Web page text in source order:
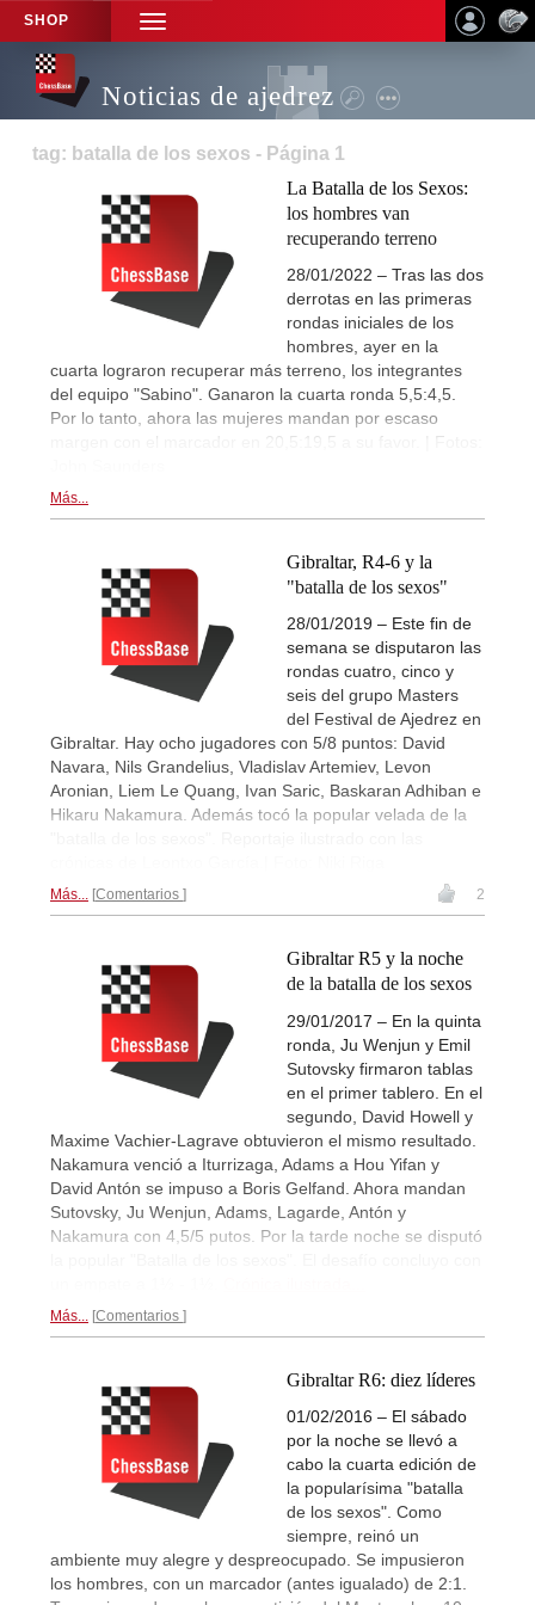
SHOP
TOGGLE
NAVIGATION
Noticias de ajedrez
tag: batalla de los sexos - Página 1
La Batalla de los Sexos:
los hombres van
recuperando terreno
28/01/2022 – Tras las dos
derrotas en las primeras
rondas iniciales de los
hombres, ayer en la
cuarta lograron recuperar más terreno, los integrantes
del equipo "Sabino". Ganaron la cuarta ronda 5,5:4,5.
Por lo tanto, ahora las mujeres mandan por escaso
margen con el marcador en 20,5:19,5 a su favor. | Fotos:
Más...
Gibraltar, R4-6 y la
"batalla de los sexos"
28/01/2019 – Este fin de
semana se disputaron las
rondas cuatro, cinco y
seis del grupo Masters
del Festival de Ajedrez en
Gibraltar. Hay ocho jugadores con 5/8 puntos: David
Navara, Nils Grandelius, Vladislav Artemiev, Levon
Aronian, Liem Le Quang, Ivan Saric, Baskaran Adhiban e
Hikaru Nakamura. Además tocó la popular velada de la
Más... Comentarios 2
Gibraltar R5 y la noche
de la batalla de los sexos
29/01/2017 – En la quinta
ronda, Ju Wenjun y Emil
Sutovsky firmaron tablas
en el primer tablero. En el
segundo, David Howell y
Maxime Vachier-Lagrave obtuvieron el mismo resultado.
Nakamura venció a Iturrizaga, Adams a Hou Yifan y
David Antón se impuso a Boris Gelfand. Ahora mandan
Sutovsky, Ju Wenjun, Adams, Lagarde, Antón y
Nakamura con 4,5/5 putos. Por la tarde noche se disputó
Más... Comentarios
Gibraltar R6: diez líderes
01/02/2016 – El sábado
por la noche se llevó a
cabo la cuarta edición de
la popularísima "batalla
de los sexos". Como
siempre, reinó un
ambiente muy alegre y despreocupado. Se impusieron
los hombres, con un marcador (antes igualado) de 2:1.